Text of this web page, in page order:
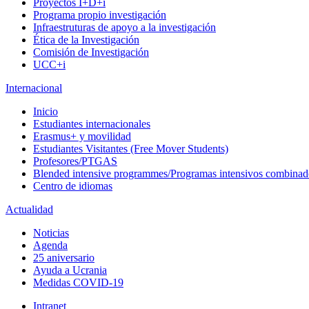
Proyectos I+D+i
Programa propio investigación
Infraestruturas de apoyo a la investigación
Ética de la Investigación
Comisión de Investigación
UCC+i
Internacional
Inicio
Estudiantes internacionales
Erasmus+ y movilidad
Estudiantes Visitantes (Free Mover Students)
Profesores/PTGAS
Blended intensive programmes/Programas intensivos
Centro de idiomas
Actualidad
Noticias
Agenda
25 aniversario
Ayuda a Ucrania
Medidas COVID-19
Intranet